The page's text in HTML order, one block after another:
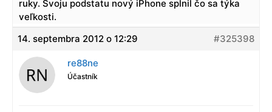
ruky. Svoju podstatu nový iPhone splnil čo sa týka
veľkosti.
14. septembra 2012 o 12:29
#325398
re88ne
Účastník